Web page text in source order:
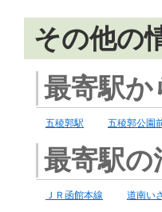
その他の
最寄駅か
五稜郭駅 五稜郭公園
最寄駅の
ＪＲ函館本線 道南い